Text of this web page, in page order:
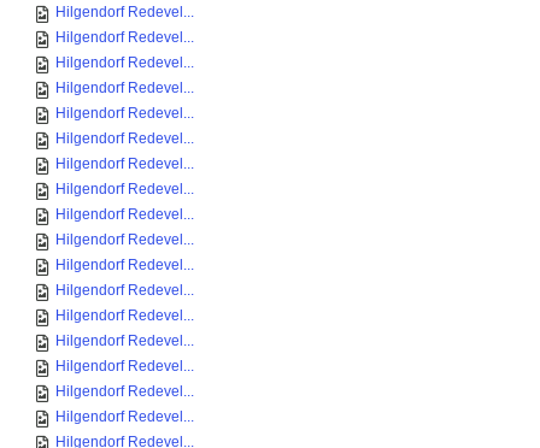
Hilgendorf Redevel...
Hilgendorf Redevel...
Hilgendorf Redevel...
Hilgendorf Redevel...
Hilgendorf Redevel...
Hilgendorf Redevel...
Hilgendorf Redevel...
Hilgendorf Redevel...
Hilgendorf Redevel...
Hilgendorf Redevel...
Hilgendorf Redevel...
Hilgendorf Redevel...
Hilgendorf Redevel...
Hilgendorf Redevel...
Hilgendorf Redevel...
Hilgendorf Redevel...
Hilgendorf Redevel...
Hilgendorf Redevel...